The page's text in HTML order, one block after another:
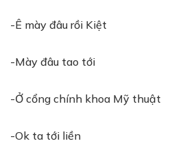
-Ê mày đâu rồi Kiệt
-Mày đâu tao tới
-Ở cổng chính khoa Mỹ thuật
-Ok ta tới liền